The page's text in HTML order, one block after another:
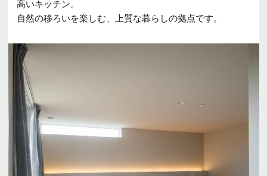
高いキッチン。
自然の移ろいを楽しむ、上質な暮らしの拠点です。